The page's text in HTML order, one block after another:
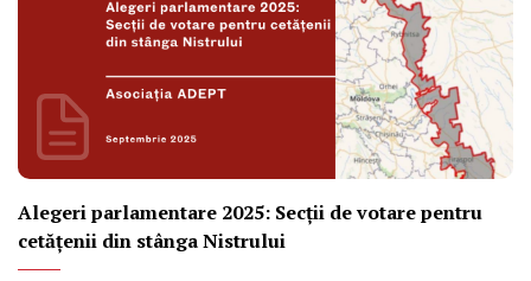
Alegeri parlamentare 2025: Secții de votare pentru
cetățenii din stânga Nistrului